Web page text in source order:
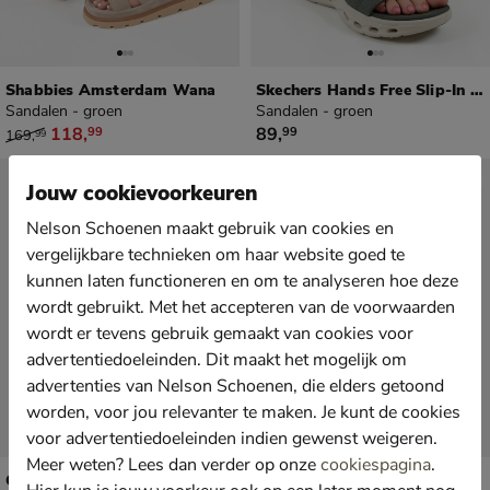
Shabbies Amsterdam Wana
Sandalen - groen
van € 169,99 voor € 118,99
169,99 118,99
Skechers Hands Free Slip-In Go Walk Glide-Step 2.0 - Ella
Sandalen - groen
€ 89,99
89,99
Crocs Classic Teva Tirra Sport
Jouw cookievoorkeuren
Nelson Schoenen maakt gebruik van cookies en
vergelijkbare technieken om haar website goed te
kunnen laten functioneren en om te analyseren hoe deze
wordt gebruikt. Met het accepteren van de voorwaarden
wordt er tevens gebruik gemaakt van cookies voor
advertentiedoeleinden. Dit maakt het mogelijk om
advertenties van Nelson Schoenen, die elders getoond
worden, voor jou relevanter te maken. Je kunt de cookies
voor advertentiedoeleinden indien gewenst weigeren.
Meer weten? Lees dan verder op onzecookiespagina.